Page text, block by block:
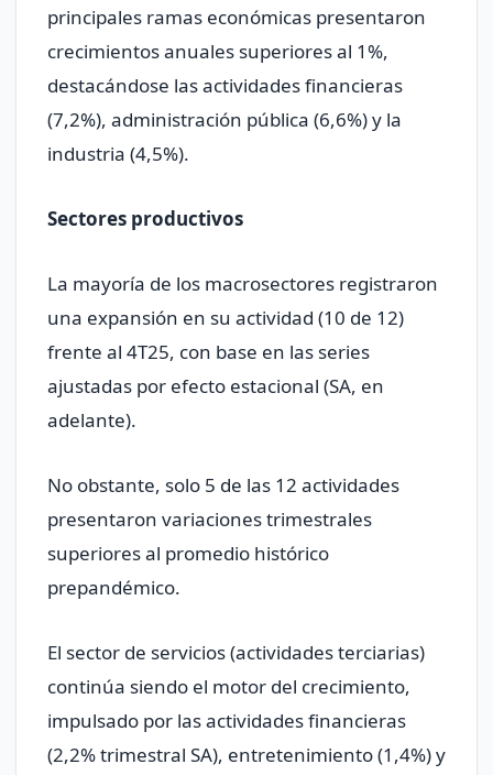
principales ramas económicas presentaron
crecimientos anuales superiores al 1%,
destacándose las actividades financieras
(7,2%), administración pública (6,6%) y la
industria (4,5%).
Sectores productivos
La mayoría de los macrosectores registraron
una expansión en su actividad (10 de 12)
frente al 4T25, con base en las series
ajustadas por efecto estacional (SA, en
adelante).
No obstante, solo 5 de las 12 actividades
presentaron variaciones trimestrales
superiores al promedio histórico
prepandémico.
El sector de servicios (actividades terciarias)
continúa siendo el motor del crecimiento,
impulsado por las actividades financieras
(2,2% trimestral SA), entretenimiento (1,4%) y